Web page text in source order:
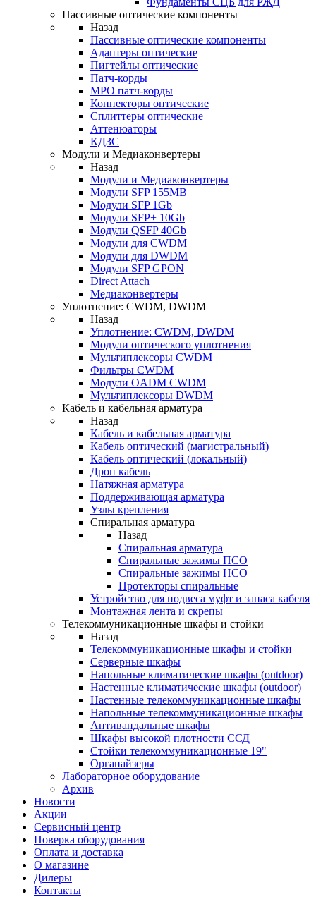
Пассивные оптические компоненты
Назад
Пассивные оптические компоненты
Адаптеры оптические
Пигтейлы оптические
Патч-корды
MPO патч-корды
Коннекторы оптические
Сплиттеры оптические
Аттенюаторы
КДЗС
Модули и Медиаконвертеры
Назад
Модули и Медиаконвертеры
Модули SFP 155MB
Модули SFP 1Gb
Модули SFP+ 10Gb
Модули QSFP 40Gb
Модули для CWDM
Модули для DWDM
Модули SFP GPON
Direct Attach
Медиаконвертеры
Уплотнение: CWDM, DWDM
Назад
Уплотнение: CWDM, DWDM
Модули оптического уплотнения
Мультиплексоры CWDM
Фильтры CWDM
Модули OADM CWDM
Мультиплексоры DWDM
Кабель и кабельная арматура
Назад
Кабель и кабельная арматура
Кабель оптический (магистральный)
Кабель оптический (локальный)
Дроп кабель
Натяжная арматура
Поддерживающая арматура
Узлы крепления
Спиральная арматура
Назад
Спиральная арматура
Спиральные зажимы ПСО
Спиральные зажимы НСО
Протекторы спиральные
Устройство для подвеса муфт и запаса кабеля
Монтажная лента и скрепы
Телекоммуникационные шкафы и стойки
Назад
Телекоммуникационные шкафы и стойки
Серверные шкафы
Напольные климатические шкафы (outdoor)
Настенные климатические шкафы (outdoor)
Настенные телекоммуникационные шкафы
Напольные телекоммуникационные шкафы
Антивандальные шкафы
Шкафы высокой плотности ССД
Стойки телекоммуникационные 19"
Органайзеры
Лабораторное оборудование
Архив
Новости
Акции
Сервисный центр
Поверка оборудования
Оплата и доставка
О магазине
Дилеры
Контакты